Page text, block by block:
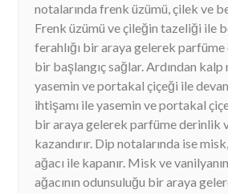
notalarında frenk üzümü, çilek ve
Frenk üzümü ve çileğin tazeliği ile
ferahlığı bir araya gelerek parfüme
bir başlangıç sağlar. Ardından kalp
yasemin ve portakal çiçeği ile
ihtişamı ile yasemin ve portakal
bir araya gelerek parfüme derinlik
kazandırır. Dip notalarında ise
ağacı ile kapanır. Misk ve
ağacının odunsuluğu bir araya